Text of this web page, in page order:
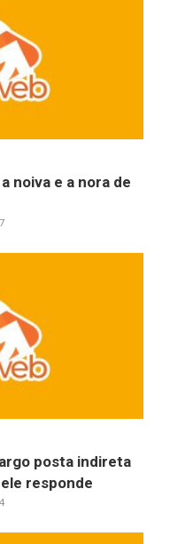
noiva e a nora de
posta indireta
responde